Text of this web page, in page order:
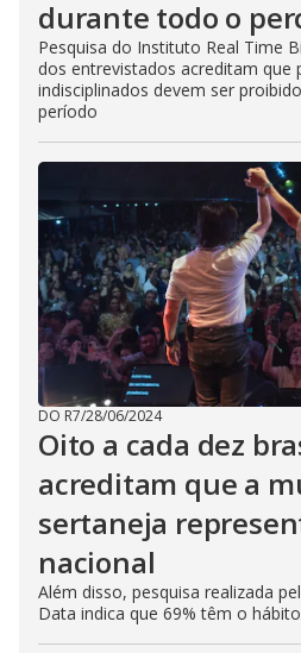
durante todo o
Pesquisa do Instituto Real Time
dos entrevistados acreditam que
indisciplinados devem ser
período
DO R7/28/06/2024
Oito a cada dez
acreditam que a
sertaneja
nacional
Além disso, pesquisa realizada
Data indica que 69% têm o